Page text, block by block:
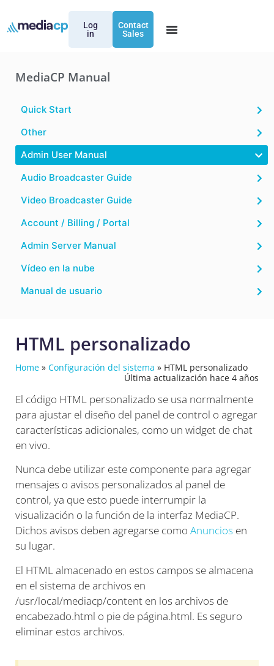
Log
in
Contact
Sales
MediaCP Manual
Quick Start
Other
Admin User Manual
Audio Broadcaster Guide
Video Broadcaster Guide
Account / Billing / Portal
Admin Server Manual
Vídeo en la nube
Manual de usuario
HTML personalizado
Home » Configuración del sistema » HTML personalizado
Última actualización hace 4 años
El código HTML personalizado se usa normalmente
para ajustar el diseño del panel de control o agregar
características adicionales, como un widget de chat
en vivo.
Nunca debe utilizar este componente para agregar
mensajes o avisos personalizados al panel de
control, ya que esto puede interrumpir la
visualización o la función de la interfaz MediaCP.
Dichos avisos deben agregarse como Anuncios en
su lugar.
El HTML almacenado en estos campos se almacena
en el sistema de archivos en
/usr/local/mediacp/content en los archivos de
encabezado.html o pie de página.html. Es seguro
eliminar estos archivos.